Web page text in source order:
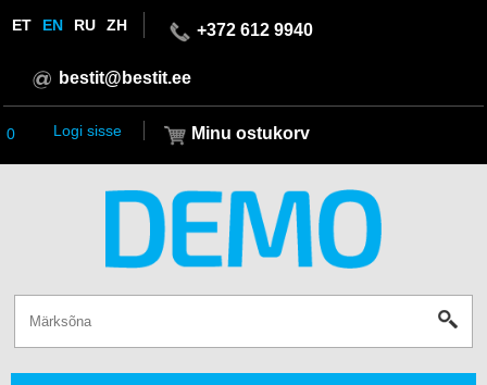
ET EN RU ZH +372 612 9940
bestit@bestit.ee
0 Minu ostukorv
Logi sisse